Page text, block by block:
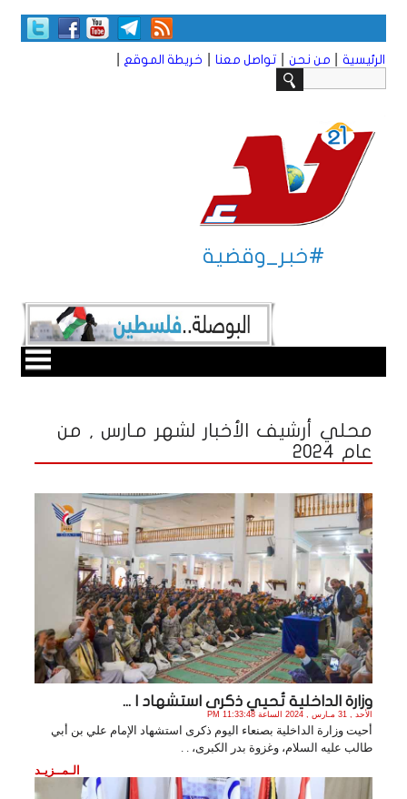
الرئيسية من نحن تواصل معنا خريطة الموقع
#خبر_وقضية
محلي أرشيف الأخبار لشهر مـارس , من
عام 2024
وزارة الداخلية تُحيي ذكرى استشهاد ا ...
الأحد , 31 مـارس , 2024 الساعة 11:33:48 PM
أحيت وزارة الداخلية بصنعاء اليوم ذكرى استشهاد الإمام علي بن أبي
طالب عليه السلام، وغزوة بدر الكبرى، . .
الـمــزيـد